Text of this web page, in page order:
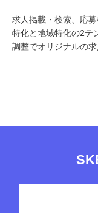
求人掲載・検索、応
特化と地域特化の2テ
調整でオリジナルの